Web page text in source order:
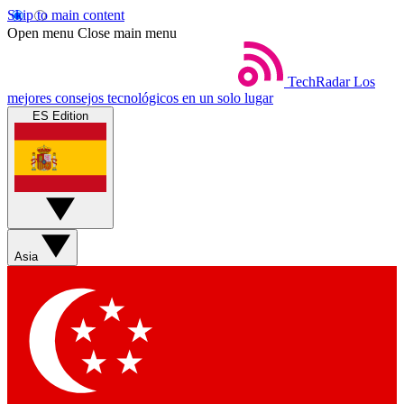
Skip to main content
Open menu Close main menu
TechRadar Los
mejores consejos tecnológicos en un solo lugar
ES Edition
Asia